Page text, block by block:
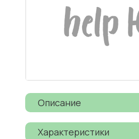
Описание
Характеристики